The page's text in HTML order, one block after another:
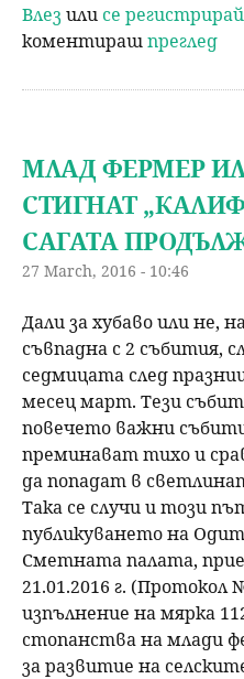
Влезили се регистрирай
коментирашпреглед
МЛАД ФЕРМЕР
СТИГНАТ
САГАТА
27 March, 2016 - 10:46
Дали за хубаво или не,
съвпадна с 2 събития,
седмицата след
месец март. Тези
повечето важни
преминават тихо и
да попадат в
Така се случи и този
публикуването на
Сметната палата,
21.01.2016 г.
изпълнение на мярка
стопанства на млади
за развитие на